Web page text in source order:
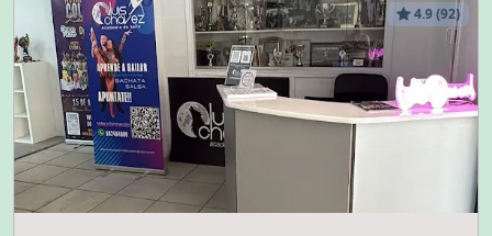
4.9 (92)